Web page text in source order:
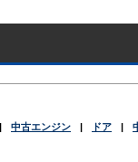
| 中古エンジン | ドア |